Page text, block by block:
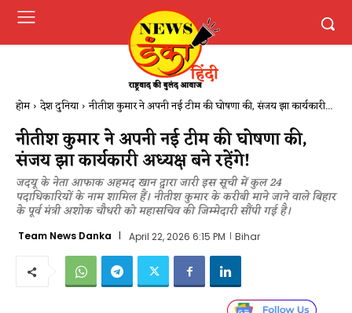
होम देश दुनिया नीतीश कुमार ने अपनी नई टीम की घोषणा की, संजय झा कार्यकारी...
नीतीश कुमार ने अपनी नई टीम की घोषणा की,
संजय झा कार्यकारी अध्यक्ष बने रहेंगे!
जदयू के नेता आफाक अहमद खान द्वारा जारी इस सूची में कुल 24
पदाधिकारियों के नाम शामिल हैं। नीतीश कुमार के करीबी माने जाने वाले बिहार
के पूर्व मंत्री अशोक चौधरी को महासचिव की जिम्मेदारी सौंपी गई है।
Team News Danka April 22, 2026 6:15 PM Bihar